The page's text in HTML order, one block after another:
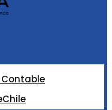
Contable